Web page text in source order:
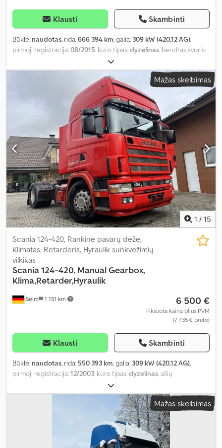
Klausti Skambinti
Būklė: naudotas, rida:666 394 km, galia: 309 kW (420,12 AG),
pirmoji registracija:08/2015 , kuro tipas:dyzelinas , bendras svoris:
2 ašys
stabdžiai:retarderis, spalva:balta, pavaros tipas:automatinis,
, Įranga:ABS, elektroninė stabilumo
programa (ESP), oro kondicionavimas, suodžių filtras
Mažas skelbimas
1 / 15
Selm 1 151 km
Scania 124-420, Rankinė pavarų dėžė,
Klimatas, Retarderis, Hyraulik sunkvežimių
vilkikas
Scania124-420, Manual Gearbox,
Klima,Retarder,Hyraulik
6 500 €
Fiksuota kaina plius PVM
(7 735 € bruto)
Klausti Skambinti
Būklė: naudotas, rida: 550 393 km, galia: 309 kW (420,12 AG),
pirmoji registracija:12/2003, kuro tipas:dyzelinas, ašių
dyzelinas
raudona, pavaros tipas:mechaninis, Gamybos metai:2003, Įranga:
ABS, kruizo kontrolė, oro kondicionavimas, Mažas skelbimas